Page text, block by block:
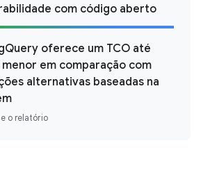
com código aberto
oferece um TCO até
menor em comparação com
alternativas baseadas na
o relatório